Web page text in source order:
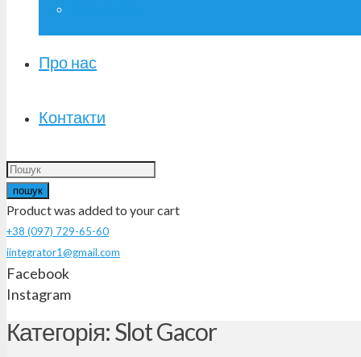
Про нас
Контакти
пошук
Productwas added to your cart
+38 (097) 729-65-60
iintegrator1@gmail.com
Facebook
Instagram
Категорія: Slot Gacor